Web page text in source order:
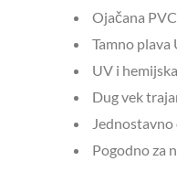
Ojačana
Tamno plava
UV i
Dug vek
Pogodno za